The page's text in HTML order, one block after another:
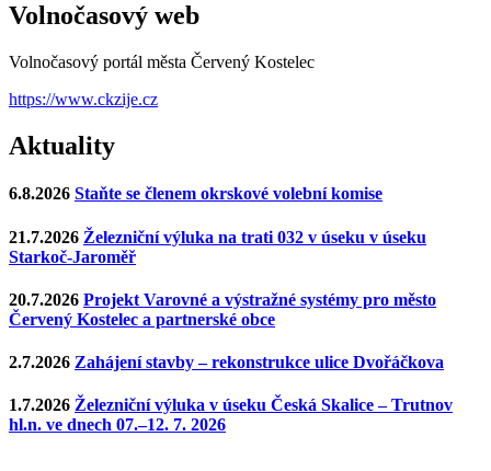
Volnočasový web
Volnočasový portál města Červený Kostelec
https://www.ckzije.cz
Aktuality
6.8.2026 Staňte se členem okrskové volební komise
21.7.2026 Železniční výluka na trati 032 v úseku v úseku
Starkoč-Jaroměř
20.7.2026 Projekt Varovné a výstražné systémy pro město
Červený Kostelec a partnerské obce
2.7.2026 Zahájení stavby – rekonstrukce ulice Dvořáčkova
1.7.2026 Železniční výluka v úseku Česká Skalice – Trutnov
hl.n. ve dnech 07.–12. 7. 2026